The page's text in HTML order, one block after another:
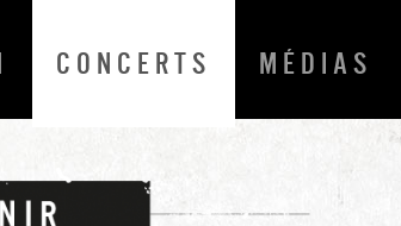
CONCERTS MÉDIAS